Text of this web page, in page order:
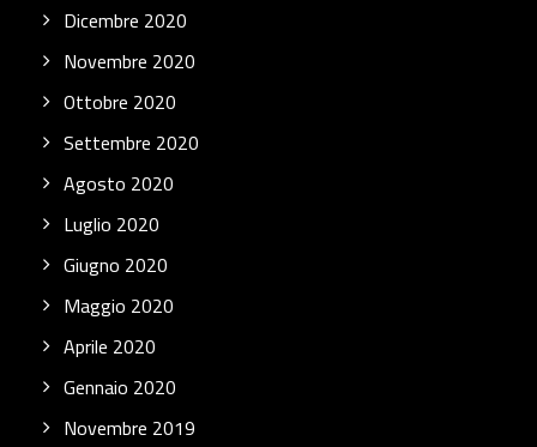
Dicembre 2020
Novembre 2020
Ottobre 2020
Settembre 2020
Agosto 2020
Luglio 2020
Giugno 2020
Maggio 2020
Aprile 2020
Gennaio 2020
Novembre 2019